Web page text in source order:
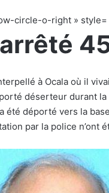
circle-o-right » style=
à Ocala où il
déserteur durant
été déporté vers la
par la police n’ont